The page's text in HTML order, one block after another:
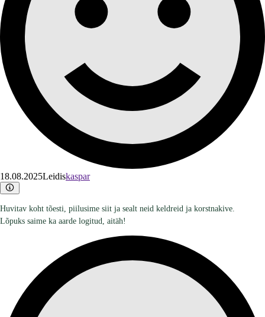
18.08.2025Leidiskaspar
Huvitav koht tõesti, piilusime siit ja sealt neid keldreid ja korstnakive.
Lõpuks saime ka aarde logitud, aitäh!